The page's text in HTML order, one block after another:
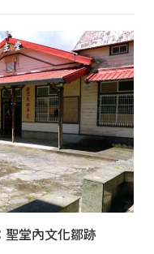
聖堂內文化鄒跡